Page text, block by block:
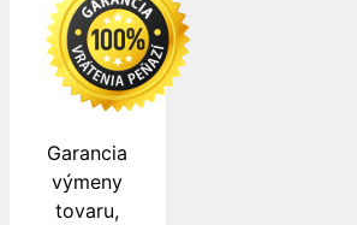
Garancia
výmeny
tovaru,